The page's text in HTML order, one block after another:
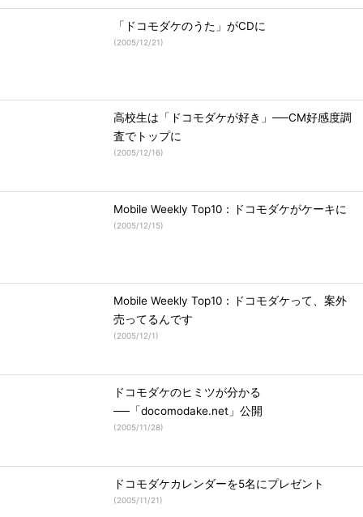
「ドコモダケのうた」がCDに
(2005/12/21)
高校生は「ドコモダケが好き」──CM好感度調
査でトップに
(2005/12/16)
Mobile Weekly Top10：ドコモダケがケーキに
(2005/12/15)
Mobile Weekly Top10：ドコモダケって、案外
売ってるんです
(2005/12/1)
ドコモダケのヒミツが分かる
──「docomodake.net」公開
(2005/11/28)
ドコモダケカレンダーを5名にプレゼント
(2005/11/21)